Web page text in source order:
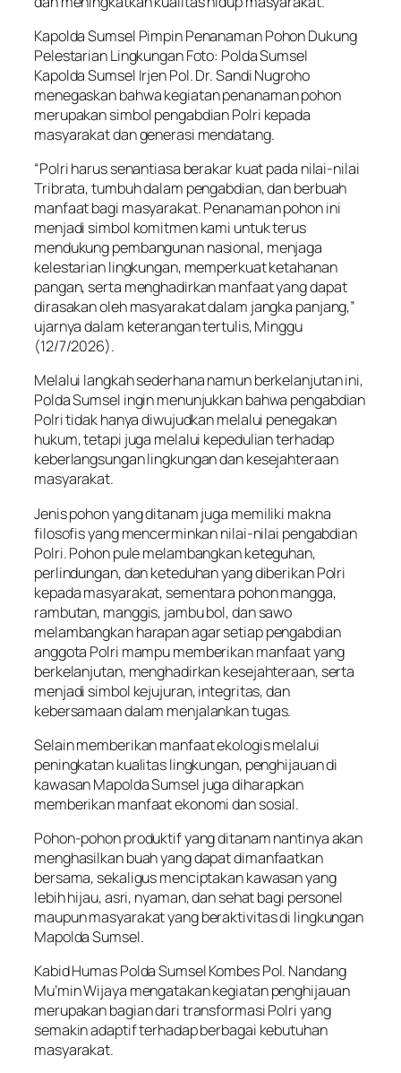
Kapolda Sumsel Pimpin Penanaman Pohon Dukung
Pelestarian Lingkungan Foto: Polda Sumsel
Kapolda Sumsel Irjen Pol. Dr. Sandi Nugroho
menegaskan bahwa kegiatan penanaman pohon
merupakan simbol pengabdian Polri kepada
masyarakat dan generasi mendatang.
“Polri harus senantiasa berakar kuat pada nilai-nilai
Tribrata, tumbuh dalam pengabdian, dan berbuah
manfaat bagi masyarakat. Penanaman pohon ini
menjadi simbol komitmen kami untuk terus
mendukung pembangunan nasional, menjaga
kelestarian lingkungan, memperkuat ketahanan
pangan, serta menghadirkan manfaat yang dapat
dirasakan oleh masyarakat dalam jangka panjang,”
ujarnya dalam keterangan tertulis, Minggu
(12/7/2026).
Melalui langkah sederhana namun berkelanjutan ini,
Polda Sumsel ingin menunjukkan bahwa pengabdian
Polri tidak hanya diwujudkan melalui penegakan
hukum, tetapi juga melalui kepedulian terhadap
keberlangsungan lingkungan dan kesejahteraan
masyarakat.
Jenis pohon yang ditanam juga memiliki makna
filosofis yang mencerminkan nilai-nilai pengabdian
Polri. Pohon pule melambangkan keteguhan,
perlindungan, dan keteduhan yang diberikan Polri
kepada masyarakat, sementara pohon mangga,
rambutan, manggis, jambu bol, dan sawo
melambangkan harapan agar setiap pengabdian
anggota Polri mampu memberikan manfaat yang
berkelanjutan, menghadirkan kesejahteraan, serta
menjadi simbol kejujuran, integritas, dan
kebersamaan dalam menjalankan tugas.
Selain memberikan manfaat ekologis melalui
peningkatan kualitas lingkungan, penghijauan di
kawasan Mapolda Sumsel juga diharapkan
memberikan manfaat ekonomi dan sosial.
Pohon-pohon produktif yang ditanam nantinya akan
menghasilkan buah yang dapat dimanfaatkan
bersama, sekaligus menciptakan kawasan yang
lebih hijau, asri, nyaman, dan sehat bagi personel
maupun masyarakat yang beraktivitas di lingkungan
Mapolda Sumsel.
Kabid Humas Polda Sumsel Kombes Pol. Nandang
Mu’min Wijaya mengatakan kegiatan penghijauan
merupakan bagian dari transformasi Polri yang
semakin adaptif terhadap berbagai kebutuhan
masyarakat.